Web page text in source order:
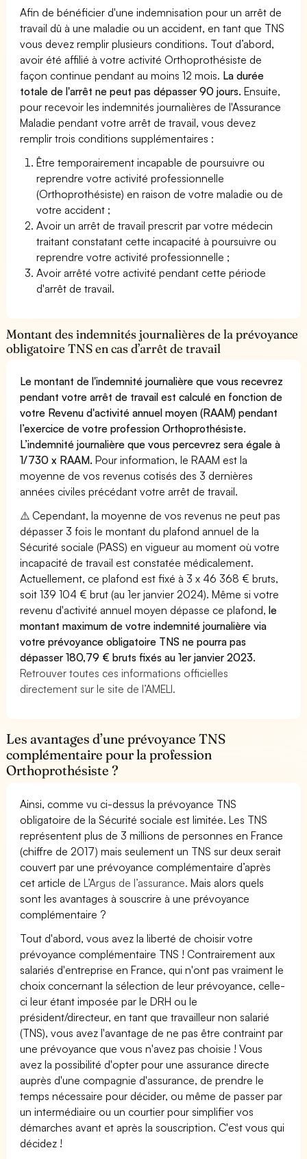
Afin de bénéficier d'une indemnisation pour un arrêt de
travail dû à une maladie ou un accident, en tant que TNS
vous devez remplir plusieurs conditions. Tout d’abord,
avoir été affilié à votre activité Orthoprothésiste de
façon continue pendant au moins 12 mois. La durée
totale de l'arrêt ne peut pas dépasser 90 jours. Ensuite,
pour recevoir les indemnités journalières de l'Assurance
Maladie pendant votre arrêt de travail, vous devez
remplir trois conditions supplémentaires :
Être temporairement incapable de poursuivre ou
reprendre votre activité professionnelle
(Orthoprothésiste) en raison de votre maladie ou de
votre accident ;
Avoir un arrêt de travail prescrit par votre médecin
traitant constatant cette incapacité à poursuivre ou
reprendre votre activité professionnelle ;
Avoir arrêté votre activité pendant cette période
d'arrêt de travail.
Montant des indemnités journalières de la prévoyance
obligatoire TNS en cas d’arrêt de travail
Le montant de l'indemnité journalière que vous recevrez
pendant votre arrêt de travail est calculé en fonction de
votre Revenu d'activité annuel moyen (RAAM) pendant
l’exercice de votre profession Orthoprothésiste.
L’indemnité journalière que vous percevrez sera égale à
1/730 x RAAM. Pour information, le RAAM est la
moyenne de vos revenus cotisés des 3 dernières
années civiles précédant votre arrêt de travail.
⚠️ Cependant, la moyenne de vos revenus ne peut pas
dépasser 3 fois le montant du plafond annuel de la
Sécurité sociale (PASS) en vigueur au moment où votre
incapacité de travail est constatée médicalement.
Actuellement, ce plafond est fixé à 3 x 46 368 € bruts,
soit 139 104 € brut (au 1er janvier 2024). Même si votre
revenu d'activité annuel moyen dépasse ce plafond,le
montant maximum de votre indemnité journalière via
votre prévoyance obligatoire TNS ne pourra pas
dépasser 180,79 € bruts fixés au 1er janvier 2023.
Retrouver toutes ces informations officielles
directement sur le site de l’AMELI.
Les avantages d’une prévoyance TNS
complémentaire pour la profession
Orthoprothésiste ?
Ainsi, comme vu ci-dessus la prévoyance TNS
obligatoire de la Sécurité sociale est limitée. Les TNS
représentent plus de 3 millions de personnes en France
(chiffre de 2017) mais seulement un TNS sur deux serait
couvert par une prévoyance complémentaire d’après
cet article deL’Argus de l’assurance. Mais alors quels
sont les avantages à souscrire à une prévoyance
complémentaire ?
Tout d'abord, vous avez la liberté de choisir votre
prévoyance complémentaire TNS ! Contrairement aux
salariés d'entreprise en France, qui n'ont pas vraiment le
choix concernant la sélection de leur prévoyance, celle-
ci leur étant imposée par le DRH ou le
président/directeur, en tant que travailleur non salarié
(TNS), vous avez l'avantage de ne pas être contraint par
une prévoyance que vous n'avez pas choisie ! Vous
avez la possibilité d'opter pour une assurance directe
auprès d'une compagnie d'assurance, de prendre le
temps nécessaire pour décider, ou même de passer par
un intermédiaire ou un courtier pour simplifier vos
démarches avant et après la souscription. C'est vous qui
décidez !